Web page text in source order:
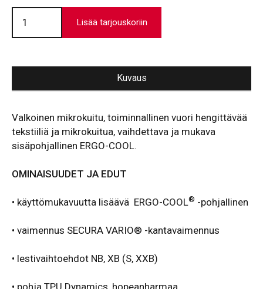
VD
6691
määrä
Lisää tarjouskoriin
Kuvaus
Valkoinen mikrokuitu, toiminnallinen vuori hengittävää
tekstiiliä ja mikrokuitua, vaihdettava ja mukava
sisäpohjallinen ERGO-COOL.
OMINAISUUDET JA EDUT
• käyttömukavuutta lisäävä ERGO-COOL® -pohjallinen
• vaimennus SECURA VARIO® -kantavaimennus
• lestivaihtoehdot NB, XB (S, XXB)